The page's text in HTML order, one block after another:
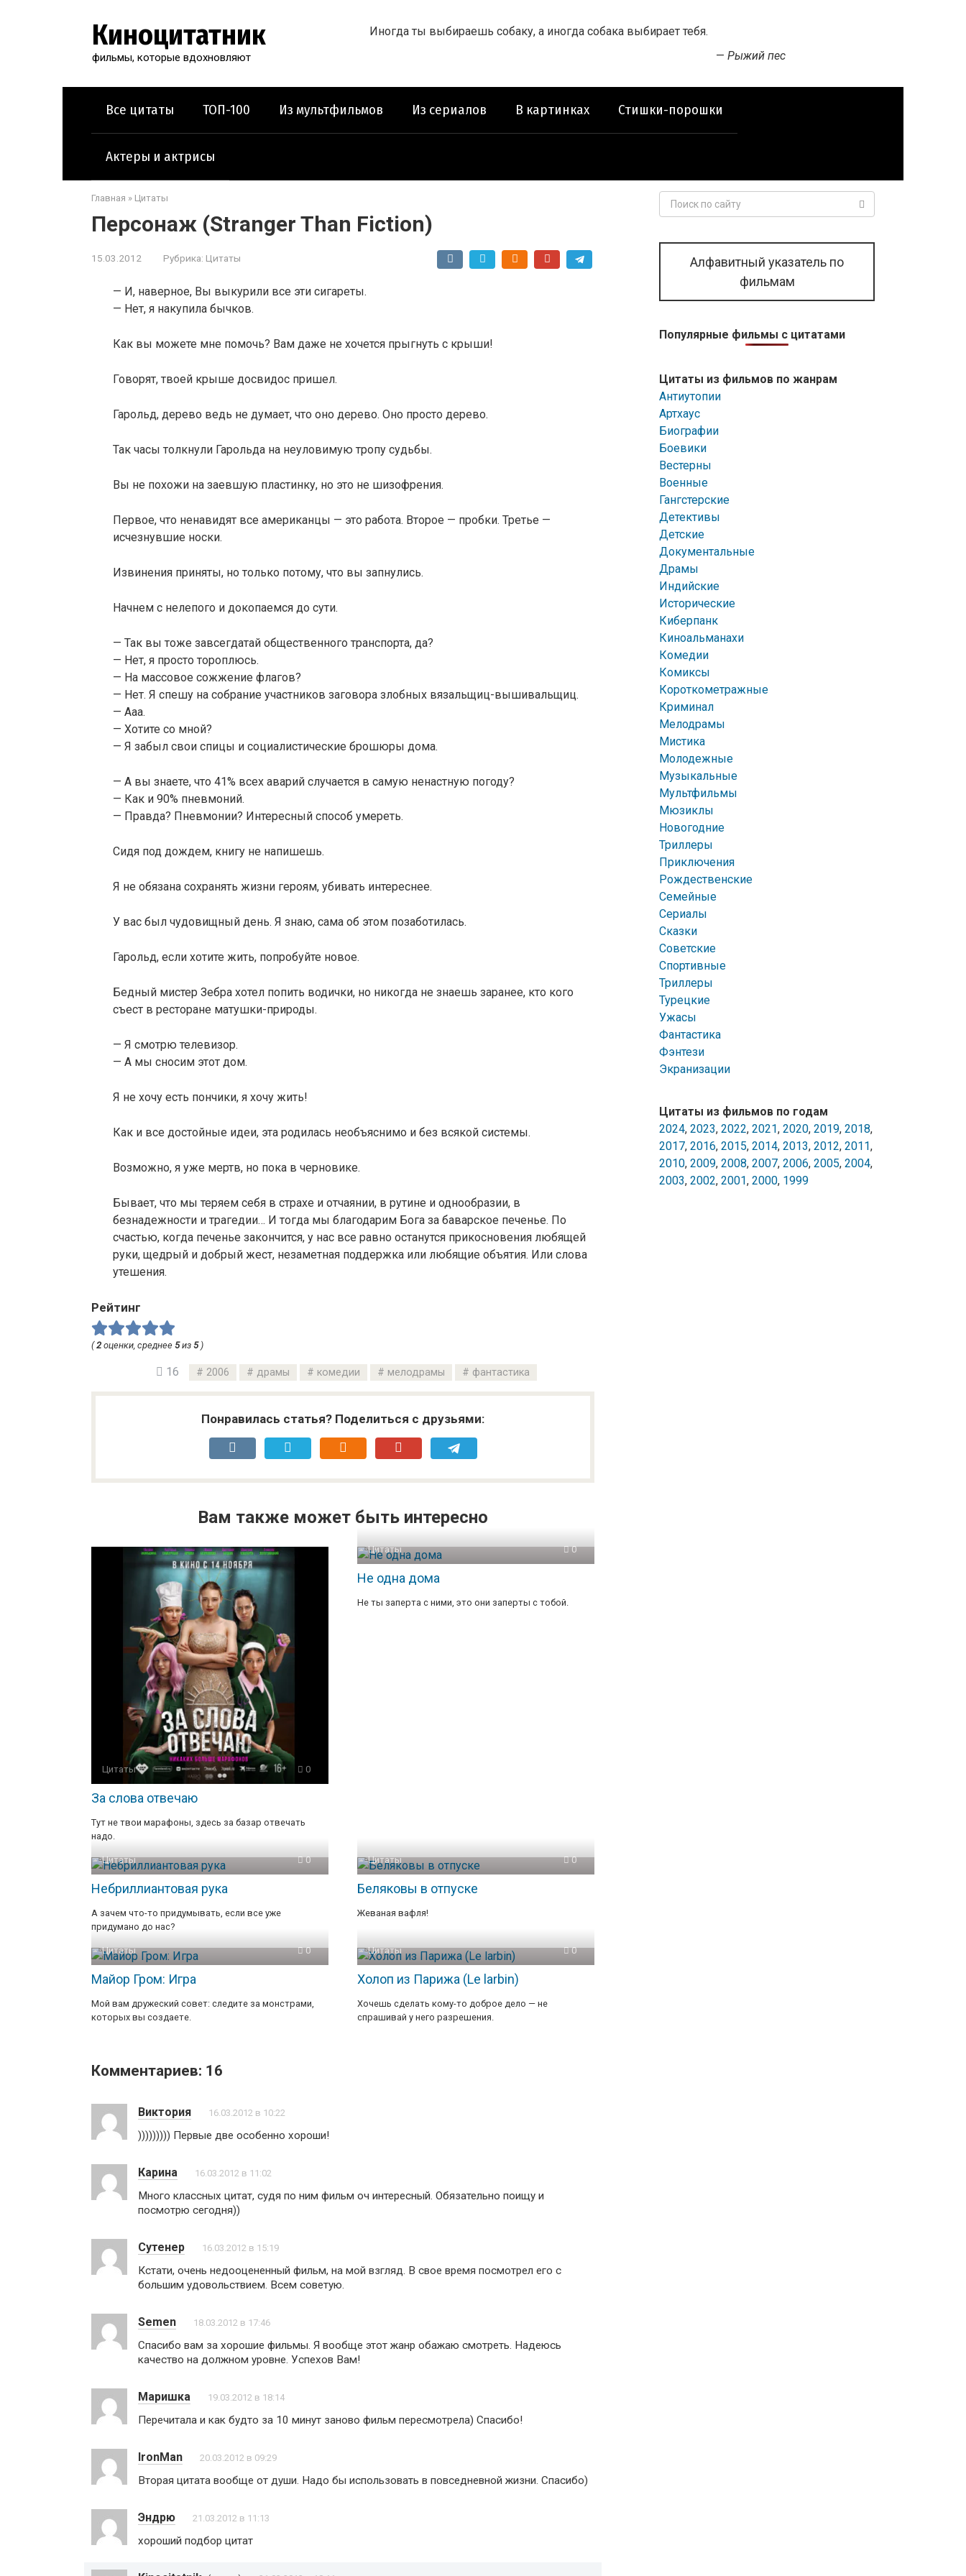
Киноцитатник
фильмы, которые вдохновляют
Иногда ты выбираешь собаку, а иногда собака выбирает тебя.
—Рыжий пес
Все цитаты ТОП-100 Из мультфильмов Из сериалов В картинках Стишки-порошки
Актеры и актрисы
Главная » Цитаты
Персонаж (Stranger Than Fiction)
15.03.2012 Рубрика: Цитаты
— И, наверное, Вы выкурили все эти сигареты.
— Нет, я накупила бычков.
Как вы можете мне помочь? Вам даже не хочется прыгнуть с крыши!
Говорят, твоей крыше досвидос пришел.
Гарольд, дерево ведь не думает, что оно дерево. Оно просто дерево.
Так часы толкнули Гарольда на неуловимую тропу судьбы.
Вы не похожи на заевшую пластинку, но это не шизофрения.
Первое, что ненавидят все американцы — это работа. Второе — пробки. Третье —
исчезнувшие носки.
Извинения приняты, но только потому, что вы запнулись.
Начнем с нелепого и докопаемся до сути.
— Так вы тоже завсегдатай общественного транспорта, да?
— Нет, я просто тороплюсь.
— На массовое сожжение флагов?
— Нет. Я спешу на собрание участников заговора злобных вязальщиц-вышивальщиц.
— Ааа.
— Хотите со мной?
— Я забыл свои спицы и социалистические брошюры дома.
— А вы знаете, что 41% всех аварий случается в самую ненастную погоду?
— Как и 90% пневмоний.
— Правда? Пневмонии? Интересный способ умереть.
Сидя под дождем, книгу не напишешь.
Я не обязана сохранять жизни героям, убивать интереснее.
У вас был чудовищный день. Я знаю, сама об этом позаботилась.
Гарольд, если хотите жить, попробуйте новое.
Бедный мистер Зебра хотел попить водички, но никогда не знаешь заранее, кто кого
съест в ресторане матушки-природы.
— Я смотрю телевизор.
— А мы сносим этот дом.
Я не хочу есть пончики, я хочу жить!
Как и все достойные идеи, эта родилась необъяснимо и без всякой системы.
Возможно, я уже мертв, но пока в черновике.
Бывает, что мы теряем себя в страхе и отчаянии, в рутине и однообразии, в
безнадежности и трагедии… И тогда мы благодарим Бога за баварское печенье. По
счастью, когда печенье закончится, у нас все равно останутся прикосновения любящей
руки, щедрый и добрый жест, незаметная поддержка или любящие объятия. Или слова
утешения.
Рейтинг
(2 оценки, среднее 5из 5)
16 2006 драмы комедии мелодрамы фантастика
Понравилась статья? Поделиться с друзьями:
Вам также может быть интересно
Цитаты 0
За слова отвечаю
Тут не твои марафоны, здесь за базар отвечать
надо.
Цитаты 0
Не одна дома
Не ты заперта с ними, это они заперты с тобой.
Цитаты 0
Небриллиантовая рука
А зачем что-то придумывать, если все уже
придумано до нас?
Цитаты 0
Беляковы в отпуске
Жеваная вафля!
Цитаты 0
Майор Гром: Игра
Мой вам дружеский совет: следите за монстрами,
которых вы создаете.
Цитаты 0
Холоп из Парижа (Le larbin)
Хочешь сделать кому-то доброе дело — не
спрашивай у него разрешения.
Комментариев: 16
Виктория 16.03.2012 в 10:22
))))))))) Первые две особенно хороши!
Карина 16.03.2012 в 11:02
Много классных цитат, судя по ним фильм оч интересный. Обязательно поищу и
посмотрю сегодня))
Сутенер 16.03.2012 в 15:19
Кстати, очень недооцененный фильм, на мой взгляд. В свое время посмотрел его с
большим удовольствием. Всем советую.
Semen 18.03.2012 в 17:46
Спасибо вам за хорошие фильмы. Я вообще этот жанр обажаю смотреть. Надеюсь
качество на должном уровне. Успехов Вам!
Маришка 19.03.2012 в 18:14
Перечитала и как будто за 10 минут заново фильм пересмотрела) Спасибо!
IronMan 20.03.2012 в 09:29
Вторая цитата вообще от души. Надо бы использовать в повседневной жизни. Спасибо)
Эндрю 21.03.2012 в 11:13
хороший подбор цитат
Поиск:
Алфавитный указатель по
фильмам
Популярные фильмы с цитатами
Цитаты из фильмов по жанрам
Антиутопии
Артхаус
Биографии
Боевики
Вестерны
Военные
Гангстерские
Детективы
Детские
Документальные
Драмы
Индийские
Исторические
Киберпанк
Киноальманахи
Комедии
Комиксы
Короткометражные
Криминал
Мелодрамы
Мистика
Молодежные
Музыкальные
Мультфильмы
Мюзиклы
Новогодние
Триллеры
Приключения
Рождественские
Семейные
Сериалы
Сказки
Советские
Спортивные
Триллеры
Турецкие
Ужасы
Фантастика
Фэнтези
Экранизации
Цитаты из фильмов по годам
2024, 2023, 2022, 2021, 2020, 2019, 2018,
2017, 2016, 2015, 2014, 2013, 2012, 2011,
2010, 2009, 2008, 2007, 2006, 2005, 2004,
2003, 2002, 2001, 2000, 1999